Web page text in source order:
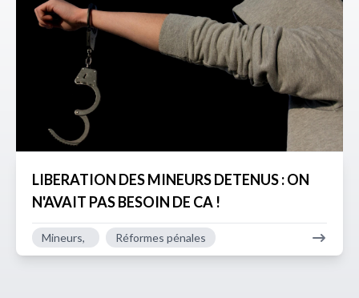
LIBERATION DES MINEURS DETENUS : ON
N'AVAIT PAS BESOIN DE CA !
Mineurs, Réformes pénales